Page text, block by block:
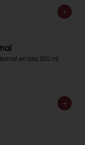
en lata 350 ml